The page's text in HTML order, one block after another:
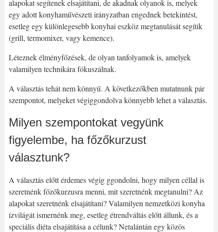
alapokat segítenek elsajátítani, de akadnak olyanok is, melyek
egy adott konyhaművészeti irányzatban engednek betekintést,
esetleg egy különlegesebb konyhai eszköz megtanulását segítik
(grill, termomixer, vagy kemence).
Léteznek élményfőzések, de olyan tanfolyamok is, amelyek
valamilyen technikára fókuszálnak.
A választás tehát nem könnyű. A következőkben mutatnunk pár
szempontot, melyeket végiggondolva könnyebb lehet a választás.
Milyen szempontokat vegyünk
figyelembe, ha főzőkurzust
választunk?
A választás előtt érdemes végig ggondolni, hogy milyen céllal is
szeretnénk főzőkurzusra menni, mit szeretnénk megtanulni? Az
alapokat szeretnénk elsajátítani? Valamilyen nemzetközi konyha
ízvilágát ismernénk meg, esetleg étrendváltás előtt állunk, és a
speciális diéta elsajátítása a célunk? Netalántán egy közös